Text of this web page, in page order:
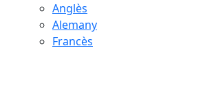
Anglès
Alemany
Francès